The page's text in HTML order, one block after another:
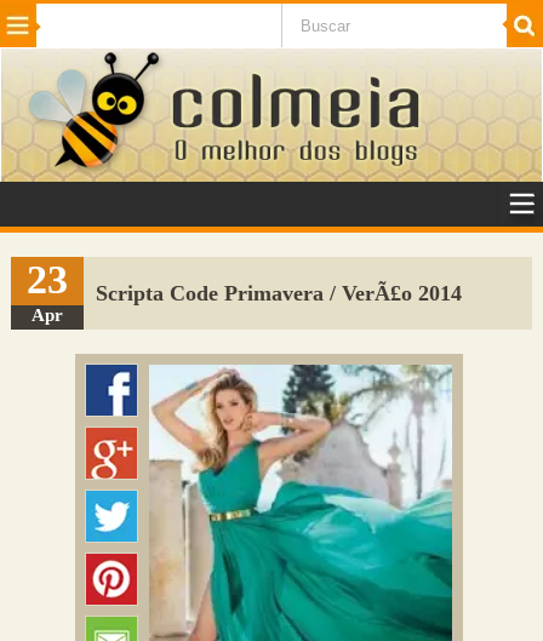
Beleza Cinema e TV
Internet Jogos NotÃ­cias SaÃºde
VeÃ­culos Adulto
Sugerir Link
Adicionar Blog
Colmeia Exchange
Perguntas Frequentes
23
Apr
Scripta Code Primavera / VerÃ£o 2014